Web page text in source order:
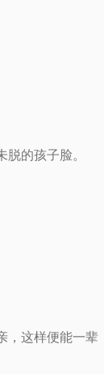
的孩子脸。
，这样便能一辈